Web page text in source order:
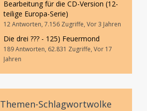
Bearbeitung für die CD-Version (12-
teilige Europa-Serie)
12 Antworten, 7.156 Zugriffe, Vor 3 Jahren
Die drei ??? - 125) Feuermond
189 Antworten, 62.831 Zugriffe, Vor 17
Jahren
Themen-Schlagwortwolke